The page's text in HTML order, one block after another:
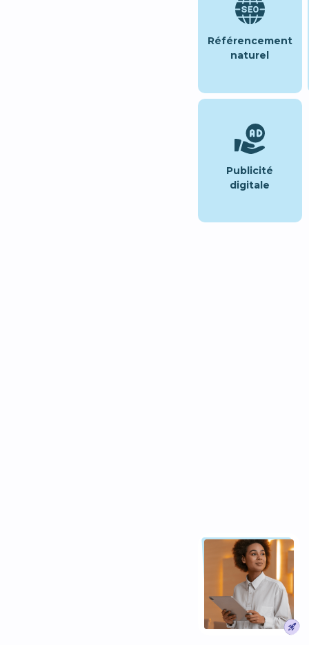
Référencement
naturel
Publicité
digitale